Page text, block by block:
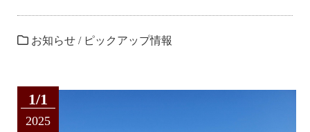
お知らせ / ピックアップ情報
1/1
2025